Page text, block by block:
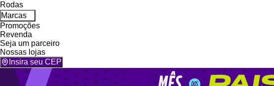
Rodas
Marcas
Promoções
Revenda
Seja um parceiro
Nossas lojas
Insira seu CEP